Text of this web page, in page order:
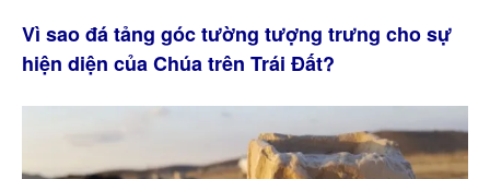
Vì sao đá tảng góc tường tượng trưng cho sự
hiện diện của Chúa trên Trái Đất?